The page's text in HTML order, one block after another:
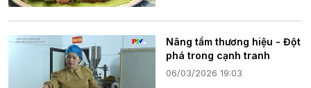
Nâng tầm thương hiệu - Đột
phá trong cạnh tranh
06/03/2026 19:03